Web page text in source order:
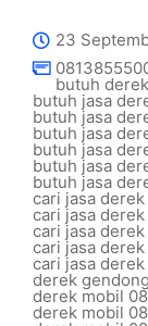
23
butuh
butuh jasa
butuh jasa
butuh jasa
butuh jasa
butuh jasa
butuh jasa
cari jasa
cari jasa
cari jasa
cari jasa
cari jasa
derek
derek mobil
derek mobil